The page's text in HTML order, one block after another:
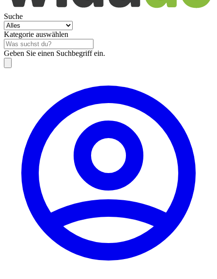
Suche
Kategorie auswählen
Geben Sie einen Suchbegriff ein.